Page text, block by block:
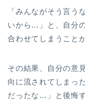
「みんながそう言
いから…」と、自分
合わせてしまうこと
その結果、自分の意
向に流されてしまっ
だったな…」と後悔